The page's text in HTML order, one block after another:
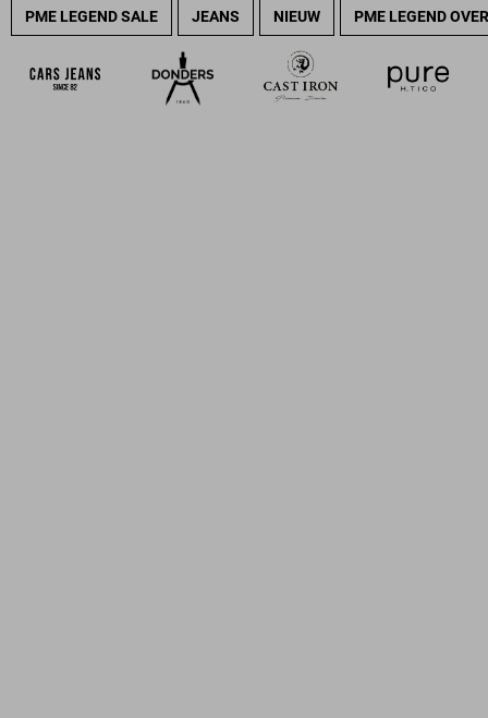
PME LEGEND SALE JEANS NIEUW PME LEGEND